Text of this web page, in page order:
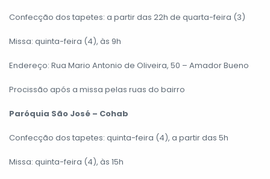
Confecção dos tapetes: a partir das 22h de quarta-feira (3)
Missa: quinta-feira (4), às 9h
Endereço: Rua Mario Antonio de Oliveira, 50 – Amador Bueno
Procissão após a missa pelas ruas do bairro
Paróquia São José – Cohab
Confecção dos tapetes: quinta-feira (4), a partir das 5h
Missa: quinta-feira (4), às 15h